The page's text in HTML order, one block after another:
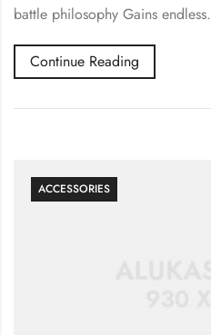
battle philosophy Gains endless.
Continue Reading
ACCESSORIES